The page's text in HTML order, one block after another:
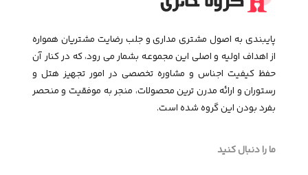
پایبندی به اصول مشتری مداری و جلب رضایت مشتریان همواره
از اهداف اولیه و اصلی این مجموعـه بشمار می رود، که در کنار آن
حفظ کیفیت اجناس و مشاوره تخصصی در امور تجهیز هتل و
رستوران و ارائه مدرن ترین محصولات، منجر به موفقیت و منحصر
بفرد بودن این گروه شده است.
ما را دنبال کنید